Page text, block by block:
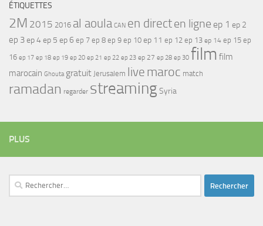
ÉTIQUETTES
2M 2015 2016 al aoula CAN en directen ligne ep 1 ep 2
ep 3ep 4ep 5 ep 6 ep 7 ep 8 ep 9 ep 10 ep 11 ep 12 ep 13 ep 14 ep 15 ep
16 ep 17 ep 18 ep 19 ep 20 ep 21 ep 22 ep 23 ep 27 ep 28 ep 30 film film
marocain Ghouta gratuit Jerusalem live maroc match
ramadan regarder streamingSyria
PLUS
Rechercher :